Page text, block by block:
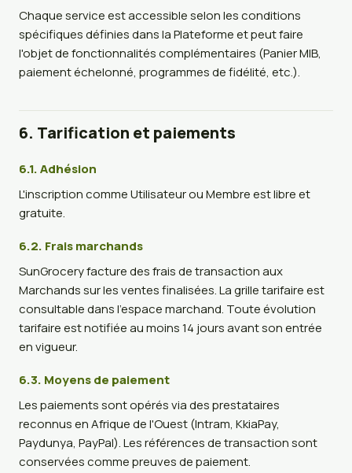
Chaque service est accessible selon les conditions
spécifiques définies dans la Plateforme et peut faire
l'objet de fonctionnalités complémentaires (Panier MIB,
paiement échelonné, programmes de fidélité, etc.).
6. Tarification et paiements
6.1. Adhésion
L'inscription comme Utilisateur ou Membre est libre et
gratuite.
6.2. Frais marchands
SunGrocery facture des frais de transaction aux
Marchands sur les ventes finalisées. La grille tarifaire est
consultable dans l'espace marchand. Toute évolution
tarifaire est notifiée au moins 14 jours avant son entrée
en vigueur.
6.3. Moyens de paiement
Les paiements sont opérés via des prestataires
reconnus en Afrique de l'Ouest (Intram, KkiaPay,
Paydunya, PayPal). Les références de transaction sont
conservées comme preuves de paiement.